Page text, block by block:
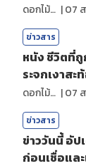
ดอกไม้กับสายน้ำ |07
ข่าวสาร
หนัง ชีวิตที่
ระจกเงาส
ดอกไม้กับสายน้ำ |07
ข่าวสาร
ข่าววันนี้ อัป
ก่อนเชื่อแล